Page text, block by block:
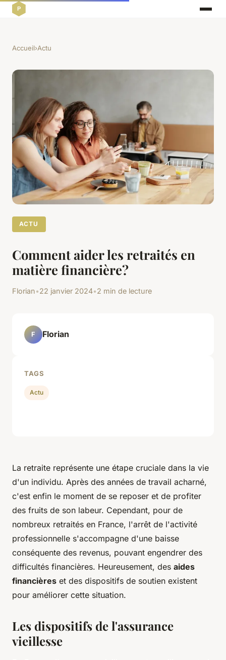
Accueil›Actu
ACTU
Comment aider les retraités en
matière financière?
Florian•22 janvier 2024•2 min de lecture
La retraite représente une étape cruciale dans la vie
d'un individu. Après des années de travail acharné,
c'est enfin le moment de se reposer et de profiter
des fruits de son labeur. Cependant, pour de
nombreux retraités en France, l'arrêt de l'activité
professionnelle s'accompagne d'une baisse
conséquente des revenus, pouvant engendrer des
difficultés financières. Heureusement, des aides
financières et des dispositifs de soutien existent
pour améliorer cette situation.
Les dispositifs de l'assurance
vieillesse
F Florian
TAGS
Actu